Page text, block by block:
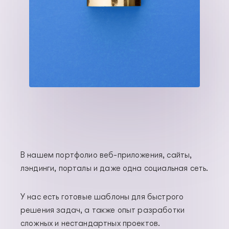
В нашем портфолио веб-приложения, сайты,
лэндинги, порталы и даже одна социальная сеть.
У нас есть готовые шаблоны для быстрого
решения задач, а также опыт разработки
сложных и нестандартных проектов.